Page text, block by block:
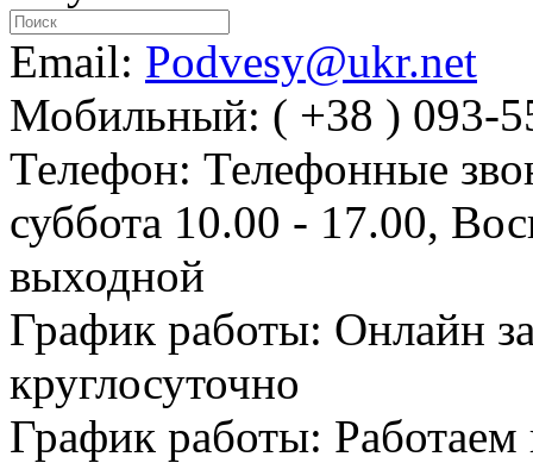
Email: Podvesy@ukr.net
Мобильный: ( +38 ) 093-
Телефон: Телефонные
суббота 10.00 - 17.00,
выходной
График работы: Онлайн
круглосуточно
График работы: Работаем